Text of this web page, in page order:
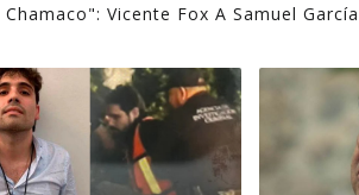
Chamaco": Vicente Fox A Samuel García